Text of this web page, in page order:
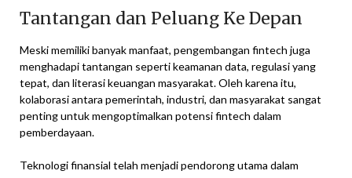
Tantangan dan Peluang Ke Depan
Meski memiliki banyak manfaat, pengembangan fintech juga
menghadapi tantangan seperti keamanan data, regulasi yang
tepat, dan literasi keuangan masyarakat. Oleh karena itu,
kolaborasi antara pemerintah, industri, dan masyarakat sangat
penting untuk mengoptimalkan potensi fintech dalam
pemberdayaan.
Teknologi finansial telah menjadi pendorong utama dalam